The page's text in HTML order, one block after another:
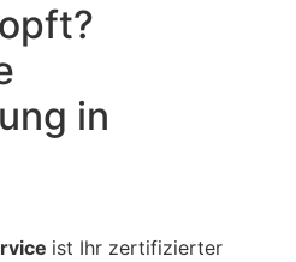
in
ist Ihr zertifizierter